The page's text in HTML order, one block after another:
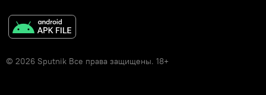
© 2026 Sputnik Все права защищены. 18+